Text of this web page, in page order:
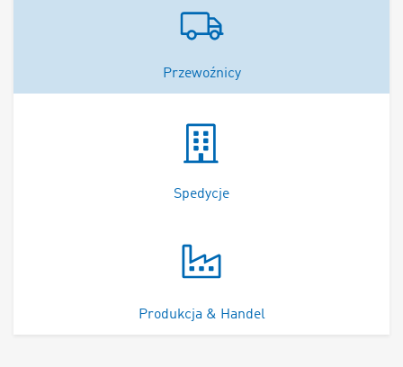
Przewoźnicy
Spedycje
Produkcja & Handel